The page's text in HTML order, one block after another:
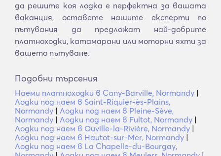
да решите коя лодка е перфектна за вашата
ваканция, оставете нашите експерти по
пътувания да предложат най-добрите
платноходки, катамарани или моторни яхти за
вашето пътуване.
Подобни търсения
Наеми платноходки в Cany-Barville, Normandy |
Лодки под наем в Saint-Riquier-ès-Plains,
Normandy | Лодки под наем в Pleine-Sève,
Normandy | Лодки под наем в Fultot, Normandy |
Лодки под наем в Ouville-la-Rivière, Normandy |
Лодки под наем в Hautot-sur-Mer, Normandy |
Лодки под наем в La Chapelle-du-Bourgay,